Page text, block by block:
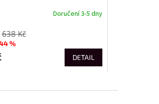
Doručení 3-5 dny
638 Kč
%
DETAIL